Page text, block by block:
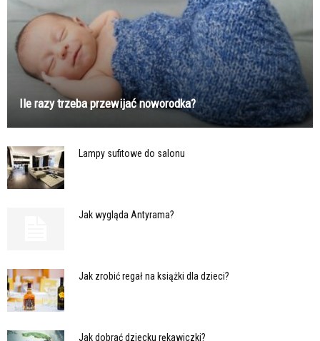
Ile razy trzeba przewijać noworodka?
Lampy sufitowe do salonu
Jak wygląda Antyrama?
Jak zrobić regał na książki dla dzieci?
Jak dobrać dziecku rękawiczki?